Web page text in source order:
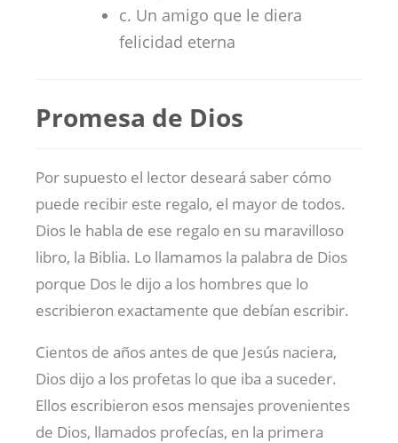
c. Un amigo que le diera
felicidad eterna
Promesa de Dios
Por supuesto el lector deseará saber cómo
puede recibir este regalo, el mayor de todos.
Dios le habla de ese regalo en su maravilloso
libro, la Biblia. Lo llamamos la palabra de Dios
porque Dos le dijo a los hombres que lo
escribieron exactamente que debían escribir.
Cientos de años antes de que Jesús naciera,
Dios dijo a los profetas lo que iba a suceder.
Ellos escribieron esos mensajes provenientes
de Dios, llamados profecías, en la primera